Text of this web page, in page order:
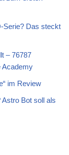
Serie? Das steckt
– 76787
Academy
im Review
Bot soll als